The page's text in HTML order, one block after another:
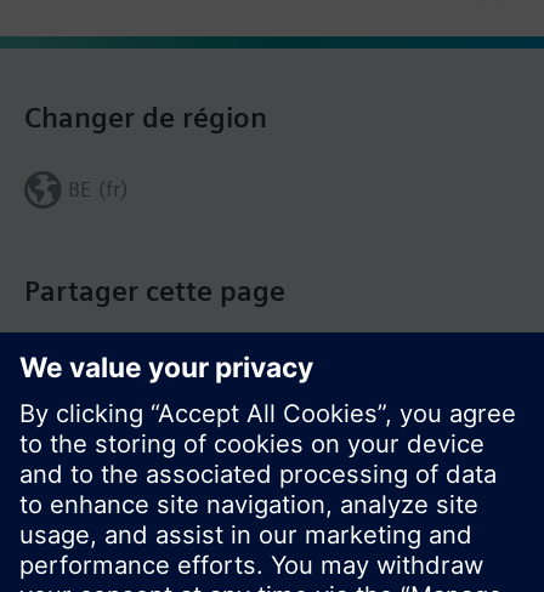
Partager cette page
Changer de région
BE (fr)